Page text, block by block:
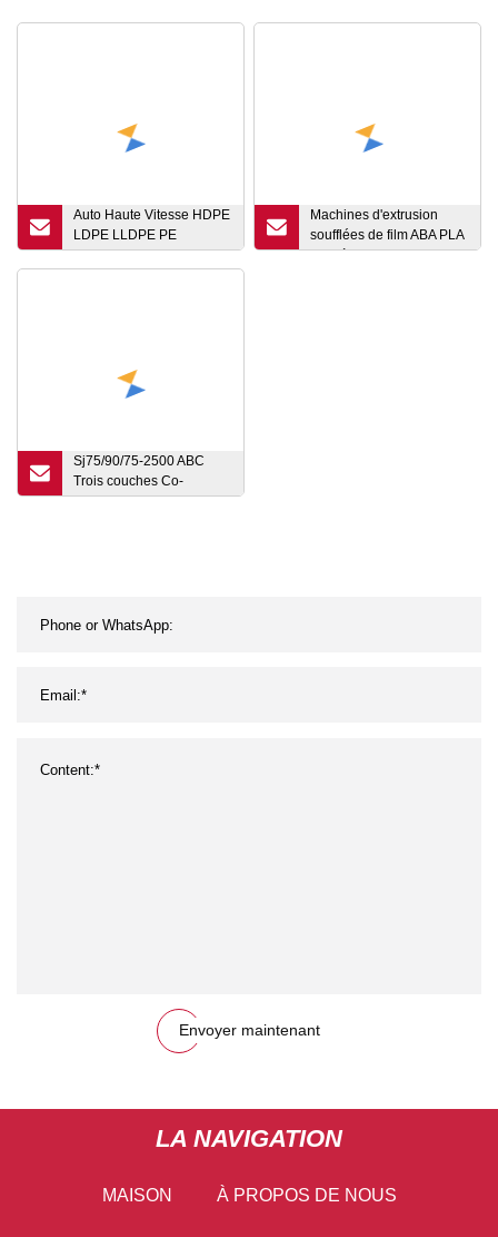
Auto Haute Vitesse HDPE
LDPE LLDPE PE
Monocouche Deux Trois
Machines d'extrusion
soufflées de film ABA PLA
Pbat à grande vitesse
Sj75/90/75-2500 ABC
Trois couches Co-
Extrusion IBC
d'emballage en plastique
Envoyer maintenant
LA NAVIGATION
MAISON À PROPOS DE NOUS